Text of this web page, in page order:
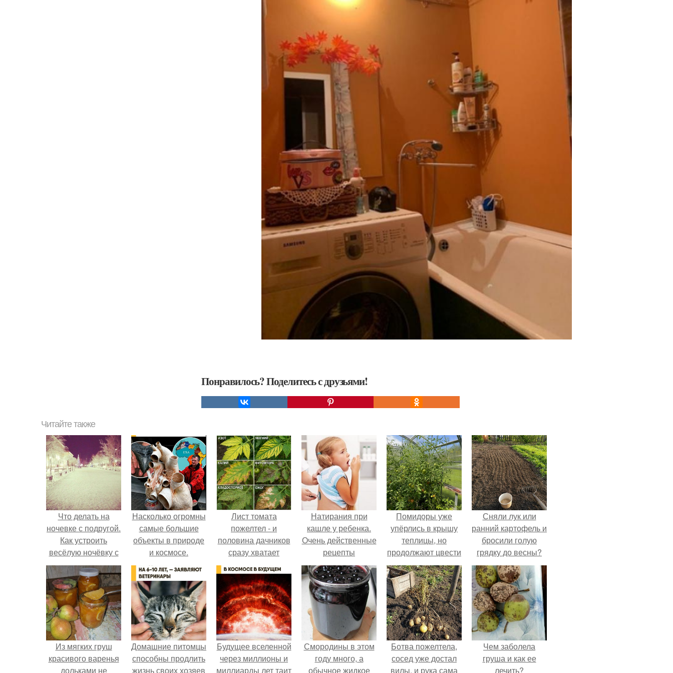
Понравилось? Поделитесь с друзьями!
Читайте также
Что делать на
ночевке с подругой.
Как устроить
весёлую ночёвку с
подружками
Насколько огромны
самые большие
объекты в природе
и космосе.
Лист томата
пожелтел - и
половина дачников
сразу хватает
удобрение.
Натирания при
кашле у ребенка.
Очень действенные
рецепты
растираний при
кашле у детей.
Помидоры уже
упёрлись в крышу
теплицы, но
продолжают цвести
как сумасшедшие?
Сняли лук или
ранний картофель и
бросили голую
грядку до весны?
Из мягких груш
красивого варенья
дольками не
Домашние питомцы
способны продлить
жизнь своих хозяев
Будущее вселенной
через миллионы и
миллиарды лет таит
Смородины в этом
году много, а
обычное жидкое
Ботва пожелтела,
сосед уже достал
вилы, и рука сама
Чем заболела
груша и как ее
лечить?